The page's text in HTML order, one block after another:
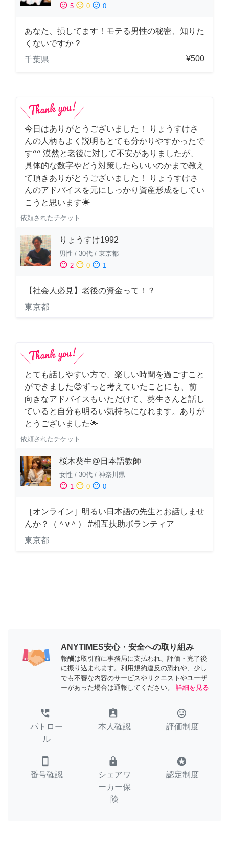
sentiment_satisfied 5 sentiment_neutral 0 sentiment_dissatisfied 0
あなた、損してます！モテる男性の秘密、知りた
くないですか？
千葉県
¥500
今日はありがとうございました！ りょうすけさ
んの人柄もよく説明もとても分かりやすかったで
す^^ 漠然と老後に対して不安がありましたが、
具体的な数字やどう対策したらいいのかまで教え
て頂きありがとうございました！ りょうすけさ
んのアドバイスを元にしっかり資産形成をしてい
こうと思います☀︎
依頼されたチケット
りょうすけ1992
男性 / 30代 / 東京都
sentiment_satisfied 2 sentiment_neutral 0 sentiment_dissatisfied 1
【社会人必見】老後の資金って！？
東京都
とても話しやすい方で、楽しい時間を過ごすこと
ができました😊ずっと考えていたことにも、前
向きなアドバイスもいただけて、葵生さんと話し
ていると自分も明るい気持ちになれます。ありが
とうございました🌟
依頼されたチケット
桜木葵生@日本語教師
女性 / 30代 / 神奈川県
sentiment_satisfied 1 sentiment_neutral 0 sentiment_dissatisfied 0
［オンライン］明るい日本語の先生とお話しませ
んか？（＾ν＾） #相互扶助ボランティア
東京都
ANYTIMES安心・安全への取り組み
報酬は取引前に事務局に支払われ、評価・完了後
に振り込まれます。利用規約違反の恐れや、少し
でも不審な内容のサービスやリクエストやユーザ
ーがあった場合は通報してください。
詳細を見る
perm_phone_msg
パトロー
ル
assignment_ind
本人確認
tag_faces
評価制度
smartphone
番号確認
lock
シェアワ
ーカー保
険
stars
認定制度